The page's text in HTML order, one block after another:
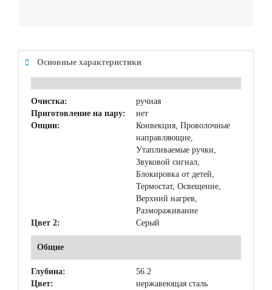
Основные характеристики
Очистка:
ручная
Приготовление на пару:
нет
Опции:
Конвекция, Проволочные
направляющие,
Утапливаемые ручки,
Звуковой сигнал,
Блокировка от детей,
Термостат, Освещение,
Верхний нагрев,
Размораживание
Цвет 2:
Серый
Общие
Глубина:
56.2
Цвет:
нержавеющая сталь